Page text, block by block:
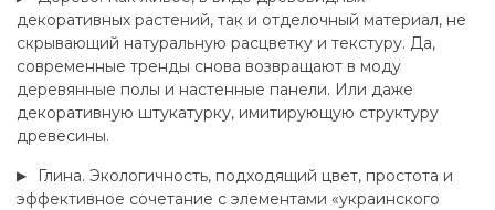
декоративных растений, так и отделочный материал, не
скрывающий натуральную расцветку и текстуру. Да,
современные тренды снова возвращают в моду
деревянные полы и настенные панели. Или даже
декоративную штукатурку, имитирующую структуру
древесины.
Глина. Экологичность, подходящий цвет, простота и
эффективное сочетание с элементами «украинского